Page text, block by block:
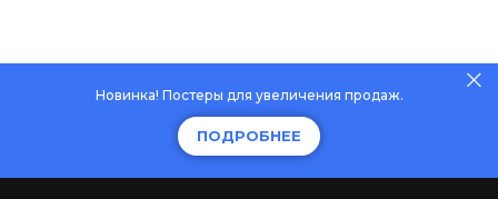
Новинка! Постеры для увеличения продаж.
ПОДРОБНЕЕ